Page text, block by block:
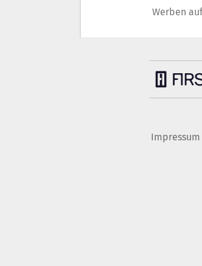
Werben auf
Impressum